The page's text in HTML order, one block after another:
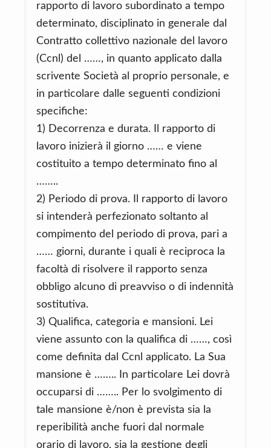
rapporto di lavoro subordinato a tempo
determinato, disciplinato in generale dal
Contratto collettivo nazionale del lavoro
(Ccnl) del ……, in quanto applicato dalla
scrivente Società al proprio personale, e
in particolare dalle seguenti condizioni
specifiche:
1) Decorrenza e durata. Il rapporto di
lavoro inizierà il giorno …… e viene
costituito a tempo determinato fino al
……..
2) Periodo di prova. Il rapporto di lavoro
si intenderà perfezionato soltanto al
compimento del periodo di prova, pari a
…… giorni, durante i quali è reciproca la
facoltà di risolvere il rapporto senza
obbligo alcuno di preavviso o di indennità
sostitutiva.
3) Qualifica, categoria e mansioni. Lei
viene assunto con la qualifica di ……, così
come definita dal Ccnl applicato. La Sua
mansione è …….. In particolare Lei dovrà
occuparsi di …….. Per lo svolgimento di
tale mansione è/non è prevista sia la
reperibilità anche fuori dal normale
orario di lavoro, sia la gestione degli